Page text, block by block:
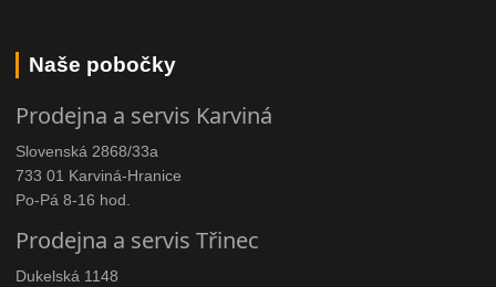
Naše pobočky
Prodejna a servis Karviná
Slovenská 2868/33a
733 01 Karviná-Hranice
Po-Pá 8-16 hod.
Prodejna a servis Třinec
Dukelská 1148